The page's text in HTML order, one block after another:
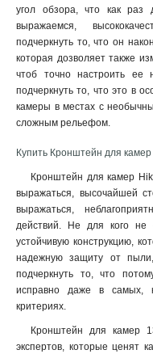
157х534х184мм 1
2329х1426мм 1
222х393х42мм
1255х171х3555мм 1
180х74х150мм 1
85х60х55мм 1
4125х140х228мм
1758х1165х202мм
1
1675х1675х487мм 1
195мм 1
1835х142х232мм 1
1000-2000мм
150х567мм
2647х152х1896мм
угол обзора, что как раз
выражаемся,
подчеркнуть то, что он
которая дозволяет также
чтоб точно настроить ее
подчеркнуть то, что это в
камеры в местах с
сложным рельефом.
Купить Кронштейн для
Кронштейн для камер
выражаться, высочайшей
выражаться,
действий. Не для кого не
устойчивую конструкцию,
надежную защиту от
подчеркнуть то, что
исправно даже в самых,
критериях.
Кронштейн для камер
экспертов, которые ценят